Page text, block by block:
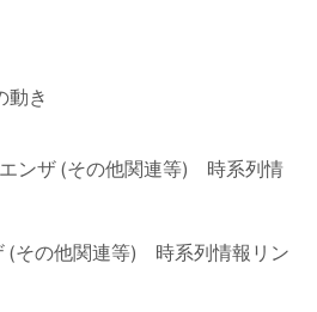
動き
ンザ (その他関連等) 時系列情
(その他関連等) 時系列情報リン